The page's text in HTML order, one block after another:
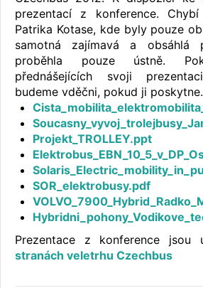
prezentací z konference.
Patrika Kotase, kde byly pouze
samotná zajímavá a obsáhlá
proběhla pouze ústně.
přednášejících svoji
budeme vděčni, pokud ji poskytne.
Projekt_TROLLEY.ppt
SOR_elektrobusy.pdf
Prezentace z konference jsou
stranách veletrhu Czechbus